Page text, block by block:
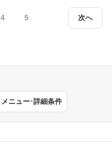
次へ
4 5
メニュー･詳細条件